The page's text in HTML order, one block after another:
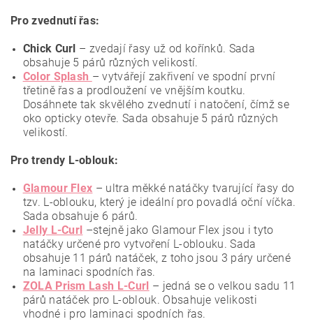
Pro zvednutí řas:
Chick Curl – zvedají řasy už od kořínků. Sada
obsahuje 5 párů různých velikostí.
Color Splash – vytvářejí zakřivení ve spodní první
třetině řas a prodloužení ve vnějším koutku.
Dosáhnete tak skvělého zvednutí i natočení, čímž se
oko opticky otevře. Sada obsahuje 5 párů různých
velikostí.
Pro trendy L-oblouk:
Glamour Flex – ultra měkké natáčky tvarující řasy do
tzv. L-oblouku, který je ideální pro povadlá oční víčka.
Sada obsahuje 6 párů.
Jelly L-Curl –stejně jako Glamour Flex jsou i tyto
natáčky určené pro vytvoření L-oblouku. Sada
obsahuje 11 párů natáček, z toho jsou 3 páry určené
na laminaci spodních řas.
ZOLA Prism Lash L-Curl – jedná se o velkou sadu 11
párů natáček pro L-oblouk. Obsahuje velikosti
vhodné i pro laminaci spodních řas.